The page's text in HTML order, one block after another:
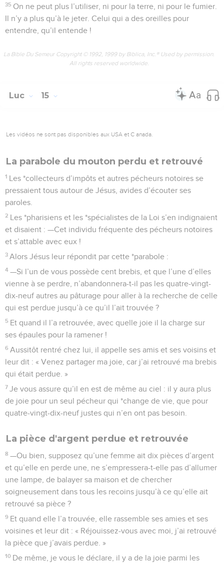
35 On ne peut plus l’utiliser, ni pour la terre, ni pour le fumier.
Il n’y a plus qu’à le jeter. Celui qui a des oreilles pour
entendre, qu’il entende !
La Bible Du Semeur Copyright © 1992, 1999 by Biblica, Inc.® Used by permission.
All rights reserved worldwide.
Luc 15
Les vidéos ne sont pas disponibles aux USA et C anada.
La parabole du mouton perdu et retrouvé
1 Les *collecteurs d’impôts et autres pécheurs notoires se
pressaient tous autour de Jésus, avides d’écouter ses
paroles.
2 Les *pharisiens et les *spécialistes de la Loi s’en indignaient
et disaient : —Cet individu fréquente des pécheurs notoires
et s’attable avec eux !
3 Alors Jésus leur répondit par cette *parabole :
4 —Si l’un de vous possède cent brebis, et que l’une d’elles
vienne à se perdre, n’abandonnera-t-il pas les quatre-vingt-
dix-neuf autres au pâturage pour aller à la recherche de celle
qui est perdue jusqu’à ce qu’il l’ait trouvée ?
5 Et quand il l’a retrouvée, avec quelle joie il la charge sur
ses épaules pour la ramener !
6 Aussitôt rentré chez lui, il appelle ses amis et ses voisins et
leur dit : « Venez partager ma joie, car j’ai retrouvé ma brebis
qui était perdue. »
7 Je vous assure qu’il en est de même au ciel : il y aura plus
de joie pour un seul pécheur qui *change de vie, que pour
quatre-vingt-dix-neuf justes qui n’en ont pas besoin.
La pièce d'argent perdue et retrouvée
8 —Ou bien, supposez qu’une femme ait dix pièces d’argent
et qu’elle en perde une, ne s’empressera-t-elle pas d’allumer
une lampe, de balayer sa maison et de chercher
soigneusement dans tous les recoins jusqu’à ce qu’elle ait
retrouvé sa pièce ?
9 Et quand elle l’a trouvée, elle rassemble ses amies et ses
voisines et leur dit : « Réjouissez-vous avec moi, j’ai retrouvé
la pièce que j’avais perdue. »
10 De même, je vous le déclare, il y a de la joie parmi les